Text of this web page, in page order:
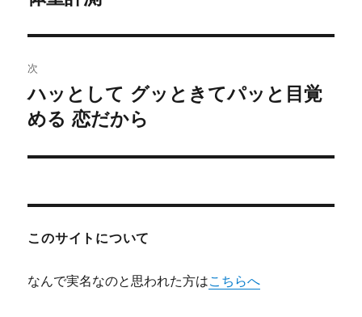
ビ
ゲ
ー
シ
ン
投
稿:
次
次
の
稿:
ハッとして グッときてパッと目覚
める 恋だから
このサイトについて
なんで実名なのと思われた方はこちらへ